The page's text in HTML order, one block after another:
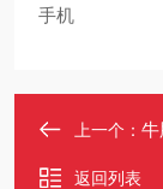
手机
上一个： 牛
返回列表